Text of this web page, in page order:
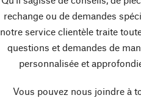
rechange ou de demandes
notre service clientèle traite
questions et demandes de
personnalisée et
Vous pouvez nous joindre à